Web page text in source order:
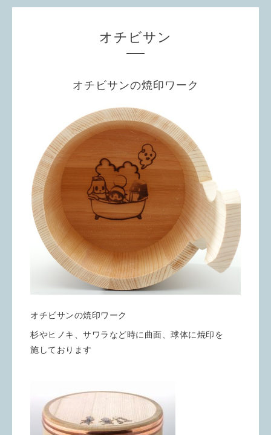
オチビサン
オチビサンの焼印ワーク
オチビサンの焼印ワーク
杉やヒノキ、サワラなど時に曲面、球体に焼印を
施しております